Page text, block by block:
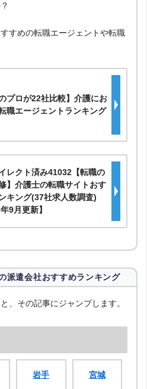
すめの転職エージェントや転職
のプロが22社比較】介護にお
職エージェントランキング
レクト済み41032【転職の
】介護士の転職サイトおす
キング(37社求人数調査)
9月更新】
派遣会社おすすめランキング
、その記事にジャンプします。
岩手 宮城